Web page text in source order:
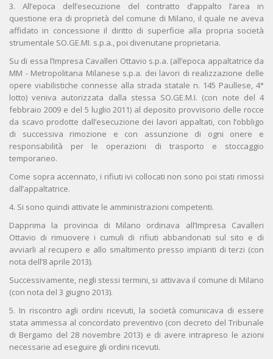
3. All’epoca dell’esecuzione del contratto d’appalto l’area in
questione era di proprietà del comune di Milano, il quale ne aveva
affidato in concessione il diritto di superficie alla propria società
strumentale SO.GE.MI. s.p.a., poi divenutane proprietaria.
Su di essa l’Impresa Cavalleri Ottavio s.p.a. (all’epoca appaltatrice da
MM - Metropolitana Milanese s.p.a. dei lavori di realizzazione delle
opere viabilistiche connesse alla strada statale n. 145 Paullese, 4°
lotto) veniva autorizzata dalla stessa SO.GE.M.I. (con note del 4
febbraio 2009 e del 5 luglio 2011) al deposito provvisorio delle rocce
da scavo prodotte dall’esecuzione dei lavori appaltati, con l’obbligo
di successiva rimozione e con assunzione di ogni onere e
responsabilità per le operazioni di trasporto e stoccaggio
temporaneo.
Come sopra accennato, i rifiuti ivi collocati non sono poi stati rimossi
dall’appaltatrice.
4. Si sono quindi attivate le amministrazioni competenti.
Dapprima la provincia di Milano ordinava all’Impresa Cavalleri
Ottavio di rimuovere i cumuli di rifiuti abbandonati sul sito e di
avviarli al recupero e allo smaltimento presso impianti di terzi (con
nota dell’8 aprile 2013).
Successivamente, negli stessi termini, si attivava il comune di Milano
(con nota del 3 giugno 2013).
5. In riscontro agli ordini ricevuti, la società comunicava di essere
stata ammessa al concordato preventivo (con decreto del Tribunale
di Bergamo del 28 novembre 2013) e di avere intrapreso le azioni
necessarie ad eseguire gli ordini ricevuti.